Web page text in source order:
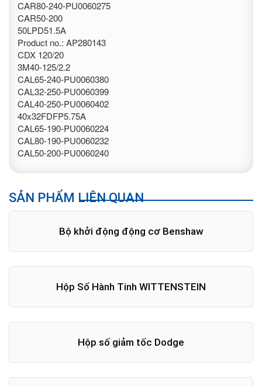
CAR80-240-PU0060275
CAR50-200
50LPD51.5A
Product no.: AP280143
CDX 120/20
3M40-125/2.2
CAL65-240-PU0060380
CAL32-250-PU0060399
CAL40-250-PU0060402
40x32FDFP5.75A
CAL65-190-PU0060224
CAL80-190-PU0060232
CAL50-200-PU0060240
SẢN PHẨM LIÊN QUAN
Bộ khởi động động cơ Benshaw
Hộp Số Hành Tinh WITTENSTEIN
Hộp số giảm tốc Dodge